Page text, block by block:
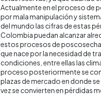
Actualmente en el proceso de
por mala manipulación y
del mundo las cifras de estas
Colombia puedan alcanzar
estos procesos de
que nace por la necesidad de
condiciones, entre ellas las
proceso posteriormente se
plazas de mercado en donde
vez se convierten en pérdidas